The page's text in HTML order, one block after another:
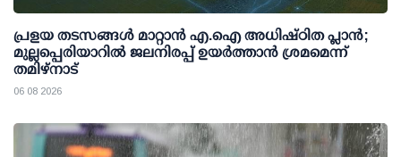
പ്രളയ തടസങ്ങള്‍ മാറ്റാന്‍ എ.ഐ അധിഷ്ഠിത പ്ലാന്‍;
മുല്ലപ്പെരിയാറില്‍ ജലനിരപ്പ് ഉയര്‍ത്താന്‍ ശ്രമമെന്ന്
തമിഴ്നാട്
06 08 2026